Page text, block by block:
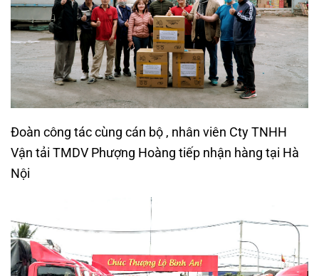
Đoàn công tác cùng cán bộ , nhân viên Cty TNHH
Vận tải TMDV Phượng Hoàng tiếp nhận hàng tại Hà
Nội